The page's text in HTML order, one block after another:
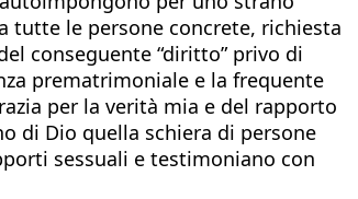
tutte le persone concrete, richiesta
conseguente “diritto” privo di
prematrimoniale e la frequente
per la verità mia e del rapporto
di Dio quella schiera di persone
sessuali e testimoniano con